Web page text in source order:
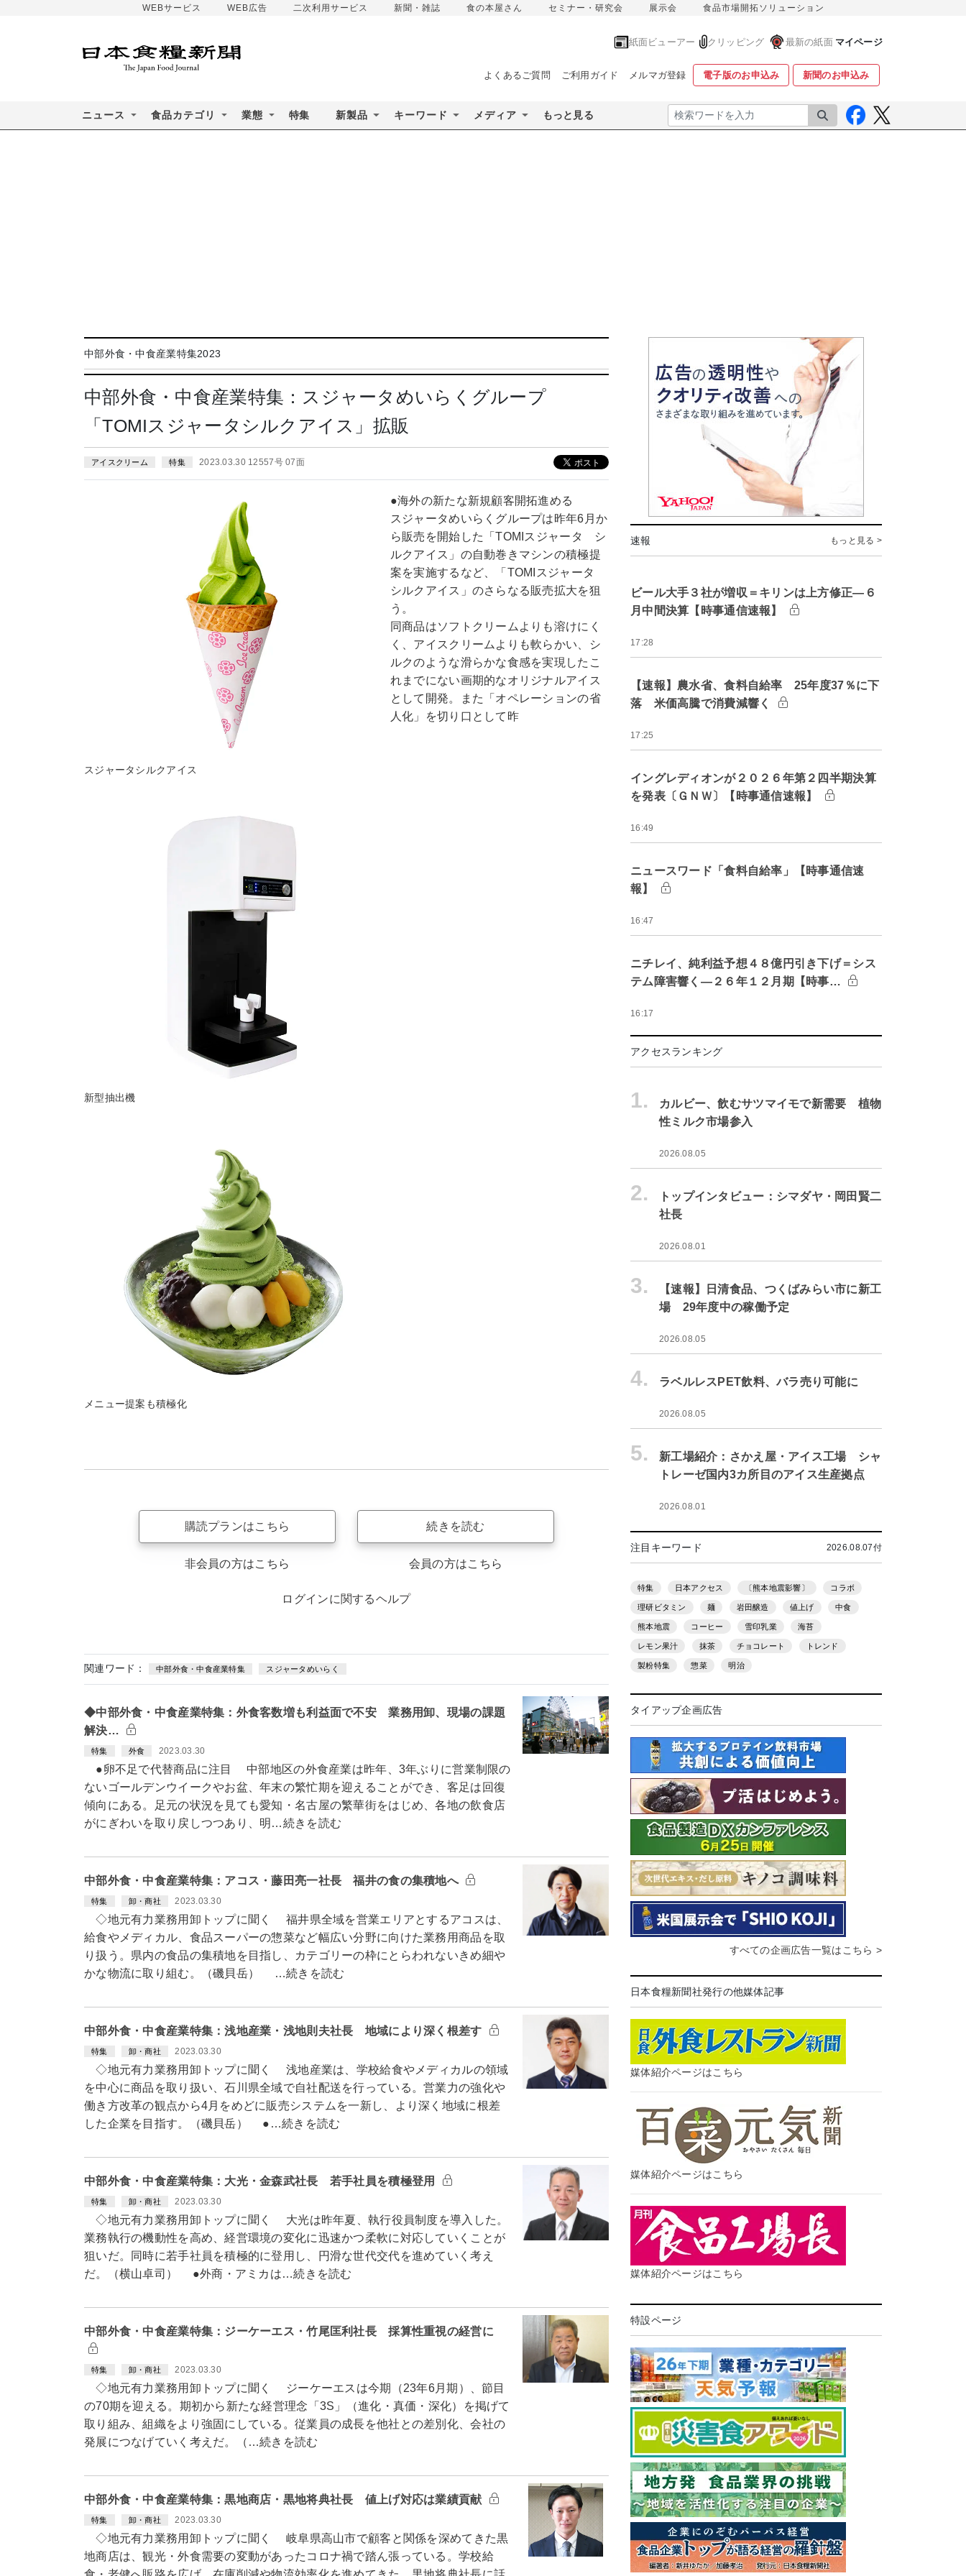
WEBサービス WEB広告 二次利用サービス 新聞・雑誌 食の本屋さん セミナー・研究会 展示会 食品市場開拓ソリューション
紙面ビューアー クリッピング 最新の紙面 マイページ
よくあるご質問 ご利用ガイド メルマガ登録 電子版のお申込み 新聞のお申込み
ニュース 食品カテゴリ 業態 特集 新製品 キーワード メディア もっと見る 検索
中部外食・中食産業特集2023
中部外食・中食産業特集：スジャータめいらくグループ
「TOMIスジャータシルクアイス」拡販
アイスクリーム 特集 2023.03.30 12557号 07面
スジャータシルクアイス
新型抽出機
メニュー提案も積極化
●海外の新たな新規顧客開拓進める
スジャータめいらくグループは昨年6月か
ら販売を開始した「TOMIスジャータ シ
ルクアイス」の自動巻きマシンの積極提
案を実施するなど、「TOMIスジャータ
シルクアイス」のさらなる販売拡大を狙
う。
同商品はソフトクリームよりも溶けにく
く、アイスクリームよりも軟らかい、シ
ルクのような滑らかな食感を実現したこ
れまでにない画期的なオリジナルアイス
として開発。また「オペレーションの省
人化」を切り口として昨
購読プランはこちら
非会員の方はこちら
続きを読む
会員の方はこちら
ログインに関するヘルプ
関連ワード： 中部外食・中食産業特集 スジャータめいらく
◆中部外食・中食産業特集：外食客数増も利益面で不安 業務用卸、現場の課題
解決…
特集 外食 2023.03.30
●卵不足で代替商品に注目 中部地区の外食産業は昨年、3年ぶりに営業制限の
ないゴールデンウイークやお盆、年末の繁忙期を迎えることができ、客足は回復
傾向にある。足元の状況を見ても愛知・名古屋の繁華街をはじめ、各地の飲食店
がにぎわいを取り戻しつつあり、明…続きを読む
中部外食・中食産業特集：アコス・藤田亮一社長 福井の食の集積地へ
特集 卸・商社 2023.03.30
◇地元有力業務用卸トップに聞く 福井県全域を営業エリアとするアコスは、
給食やメディカル、食品スーパーの惣菜など幅広い分野に向けた業務用商品を取
り扱う。県内の食品の集積地を目指し、カテゴリーの枠にとらわれないきめ細や
かな物流に取り組む。（磯貝岳） …続きを読む
中部外食・中食産業特集：浅地産業・浅地則夫社長 地域により深く根差す
特集 卸・商社 2023.03.30
◇地元有力業務用卸トップに聞く 浅地産業は、学校給食やメディカルの領域
を中心に商品を取り扱い、石川県全域で自社配送を行っている。営業力の強化や
働き方改革の観点から4月をめどに販売システムを一新し、より深く地域に根差
した企業を目指す。（磯貝岳） ●…続きを読む
中部外食・中食産業特集：大光・金森武社長 若手社員を積極登用
特集 卸・商社 2023.03.30
◇地元有力業務用卸トップに聞く 大光は昨年夏、執行役員制度を導入した。
業務執行の機動性を高め、経営環境の変化に迅速かつ柔軟に対応していくことが
狙いだ。同時に若手社員を積極的に登用し、円滑な世代交代を進めていく考え
だ。（横山卓司） ●外商・アミカは…続きを読む
中部外食・中食産業特集：ジーケーエス・竹尾匡利社長 採算性重視の経営に
特集 卸・商社 2023.03.30
◇地元有力業務用卸トップに聞く ジーケーエスは今期（23年6月期）、節目
の70期を迎える。期初から新たな経営理念「3S」（進化・真価・深化）を掲げて
取り組み、組織をより強固にしている。従業員の成長を他社との差別化、会社の
発展につなげていく考えだ。（…続きを読む
中部外食・中食産業特集：黒地商店・黒地将典社長 値上げ対応は業績貢献
特集 卸・商社 2023.03.30
◇地元有力業務用卸トップに聞く 岐阜県高山市で顧客と関係を深めてきた黒
地商店は、観光・外食需要の変動があったコロナ禍で踏ん張っている。学校給
速報 もっと見る >
ビール大手３社が増収＝キリンは上方修正―６
月中間決算【時事通信速報】
17:28
【速報】農水省、食料自給率 25年度37％に下
落 米価高騰で消費減響く
17:25
イングレディオンが２０２６年第２四半期決算
を発表〔ＧＮＷ〕【時事通信速報】
16:49
ニュースワード「食料自給率」【時事通信速
報】
16:47
ニチレイ、純利益予想４８億円引き下げ＝シス
テム障害響く―２６年１２月期【時事…
16:17
アクセスランキング
1.
カルビー、飲むサツマイモで新需要 植物
性ミルク市場参入
2026.08.05
2.
トップインタビュー：シマダヤ・岡田賢二
社長
2026.08.01
3.
【速報】日清食品、つくばみらい市に新工
場 29年度中の稼働予定
2026.08.05
4. ラベルレスPET飲料、バラ売り可能に
2026.08.05
5.
新工場紹介：さかえ屋・アイス工場 シャ
トレーゼ国内3カ所目のアイス生産拠点
2026.08.01
注目キーワード 2026.08.07付
特集 日本アクセス 〔熊本地震影響〕 コラボ
理研ビタミン 麺 岩田醸造 値上げ 中食
熊本地震 コーヒー 雪印乳業 海苔
レモン果汁 抹茶 チョコレート トレンド
製粉特集 惣菜 明治
タイアップ企画広告
すべての企画広告一覧はこちら >
日本食糧新聞社発行の他媒体記事
媒体紹介ページはこちら
媒体紹介ページはこちら
媒体紹介ページはこちら
特設ページ